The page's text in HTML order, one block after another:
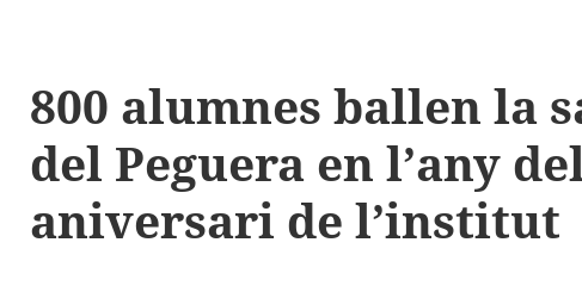
800 alumnes ballen la
del Peguera en l’any
aniversari de l’institut